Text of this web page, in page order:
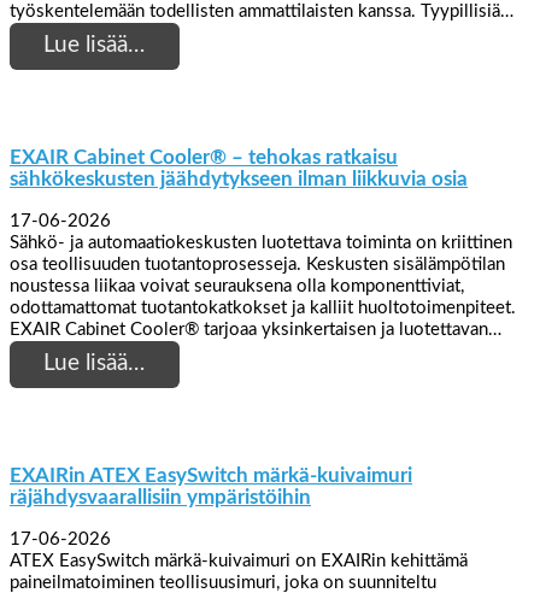
työskentelemään todellisten ammattilaisten kanssa. Tyypillisiä…
Lue lisää…
EXAIR Cabinet Cooler® – tehokas ratkaisu
sähkökeskusten jäähdytykseen ilman liikkuvia osia
17-06-2026
Sähkö- ja automaatiokeskusten luotettava toiminta on kriittinen
osa teollisuuden tuotantoprosesseja. Keskusten sisälämpötilan
noustessa liikaa voivat seurauksena olla komponenttiviat,
odottamattomat tuotantokatkokset ja kalliit huoltotoimenpiteet.
EXAIR Cabinet Cooler® tarjoaa yksinkertaisen ja luotettavan…
Lue lisää…
EXAIRin ATEX EasySwitch märkä-kuivaimuri
räjähdysvaarallisiin ympäristöihin
17-06-2026
ATEX EasySwitch märkä-kuivaimuri on EXAIRin kehittämä
paineilmatoiminen teollisuusimuri, joka on suunniteltu